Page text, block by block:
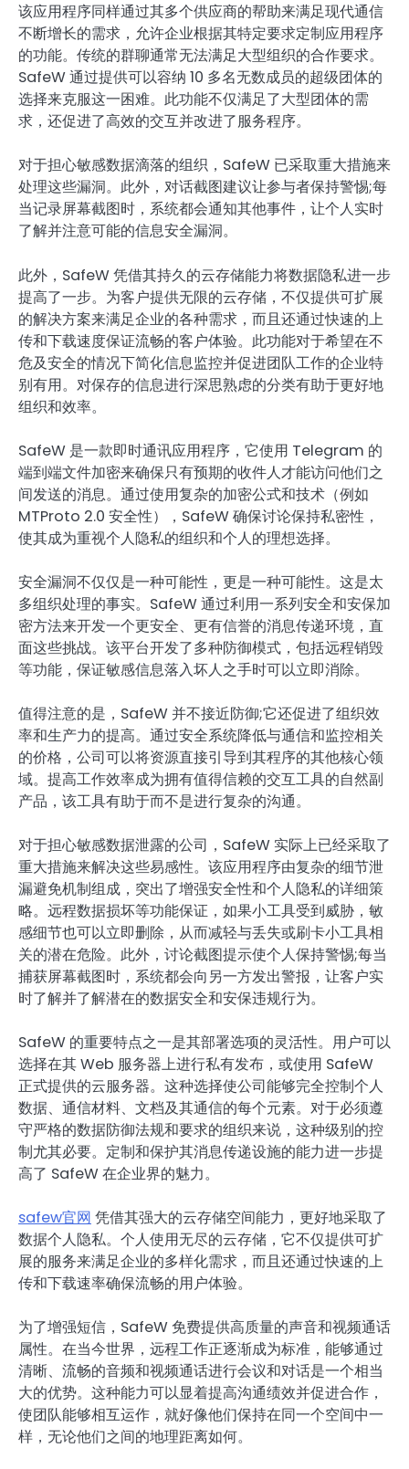
该应用程序同样通过其多个供应商的帮助来满足现代通信
不断增长的需求，允许企业根据其特定要求定制应用程序
的功能。传统的群聊通常无法满足大型组织的合作要求。
SafeW 通过提供可以容纳 10 多名无数成员的超级团体的
选择来克服这一困难。此功能不仅满足了大型团体的需
求，还促进了高效的交互并改进了服务程序。
对于担心敏感数据滴落的组织，SafeW 已采取重大措施来
处理这些漏洞。此外，对话截图建议让参与者保持警惕;每
当记录屏幕截图时，系统都会通知其他事件，让个人实时
了解并注意可能的信息安全漏洞。
此外，SafeW 凭借其持久的云存储能力将数据隐私进一步
提高了一步。为客户提供无限的云存储，不仅提供可扩展
的解决方案来满足企业的各种需求，而且还通过快速的上
传和下载速度保证流畅的客户体验。此功能对于希望在不
危及安全的情况下简化信息监控并促进团队工作的企业特
别有用。对保存的信息进行深思熟虑的分类有助于更好地
组织和效率。
SafeW 是一款即时通讯应用程序，它使用 Telegram 的
端到端文件加密来确保只有预期的收件人才能访问他们之
间发送的消息。通过使用复杂的加密公式和技术（例如
MTProto 2.0 安全性），SafeW 确保讨论保持私密性，
使其成为重视个人隐私的组织和个人的理想选择。
安全漏洞不仅仅是一种可能性，更是一种可能性。这是太
多组织处理的事实。SafeW 通过利用一系列安全和安保加
密方法来开发一个更安全、更有信誉的消息传递环境，直
面这些挑战。该平台开发了多种防御模式，包括远程销毁
等功能，保证敏感信息落入坏人之手时可以立即消除。
值得注意的是，SafeW 并不接近防御;它还促进了组织效
率和生产力的提高。通过安全系统降低与通信和监控相关
的价格，公司可以将资源直接引导到其程序的其他核心领
域。提高工作效率成为拥有值得信赖的交互工具的自然副
产品，该工具有助于而不是进行复杂的沟通。
对于担心敏感数据泄露的公司，SafeW 实际上已经采取了
重大措施来解决这些易感性。该应用程序由复杂的细节泄
漏避免机制组成，突出了增强安全性和个人隐私的详细策
略。远程数据损坏等功能保证，如果小工具受到威胁，敏
感细节也可以立即删除，从而减轻与丢失或刷卡小工具相
关的潜在危险。此外，讨论截图提示使个人保持警惕;每当
捕获屏幕截图时，系统都会向另一方发出警报，让客户实
时了解并了解潜在的数据安全和安保违规行为。
SafeW 的重要特点之一是其部署选项的灵活性。用户可以
选择在其 Web 服务器上进行私有发布，或使用 SafeW
正式提供的云服务器。这种选择使公司能够完全控制个人
数据、通信材料、文档及其通信的每个元素。对于必须遵
守严格的数据防御法规和要求的组织来说，这种级别的控
制尤其必要。定制和保护其消息传递设施的能力进一步提
高了 SafeW 在企业界的魅力。
safew官网 凭借其强大的云存储空间能力，更好地采取了
数据个人隐私。个人使用无尽的云存储，它不仅提供可扩
展的服务来满足企业的多样化需求，而且还通过快速的上
传和下载速率确保流畅的用户体验。
为了增强短信，SafeW 免费提供高质量的声音和视频通话
属性。在当今世界，远程工作正逐渐成为标准，能够通过
清晰、流畅的音频和视频通话进行会议和对话是一个相当
大的优势。这种能力可以显着提高沟通绩效并促进合作，
使团队能够相互运作，就好像他们保持在同一个空间中一
样，无论他们之间的地理距离如何。